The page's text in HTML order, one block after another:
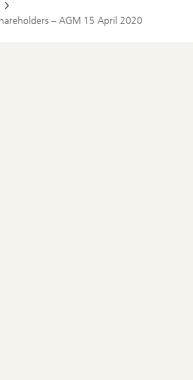
– AGM 15 April 2020